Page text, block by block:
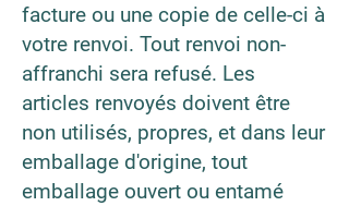
facture ou une copie de celle-ci à
votre renvoi. Tout renvoi non-
affranchi sera refusé. Les
articles renvoyés doivent être
non utilisés, propres, et dans leur
emballage d'origine, tout
emballage ouvert ou entamé